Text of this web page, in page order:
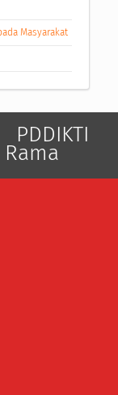
Masyarakat
PDDIKTI
Rama